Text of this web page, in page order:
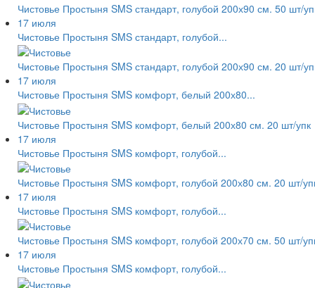
Чистовье Простыня SMS стандарт, голубой 200х90 см. 50 шт/
17 июля
Чистовье Простыня SMS стандарт, голубой...
Чистовье Простыня SMS стандарт, голубой 200х90 см. 20 шт/
17 июля
Чистовье Простыня SMS комфорт, белый 200х80...
Чистовье Простыня SMS комфорт, белый 200х80 см. 20 шт/упк
17 июля
Чистовье Простыня SMS комфорт, голубой...
Чистовье Простыня SMS комфорт, голубой 200х80 см. 20 шт/
17 июля
Чистовье Простыня SMS комфорт, голубой...
Чистовье Простыня SMS комфорт, голубой 200х70 см. 50 шт/
17 июля
Чистовье Простыня SMS комфорт, голубой...